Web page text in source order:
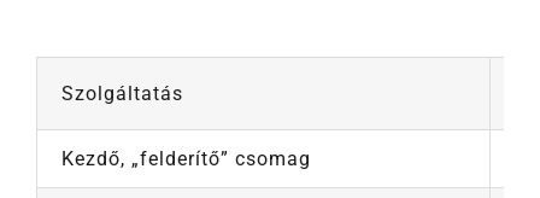
Szolgáltatás
Kezdő, „felderítő” csomag